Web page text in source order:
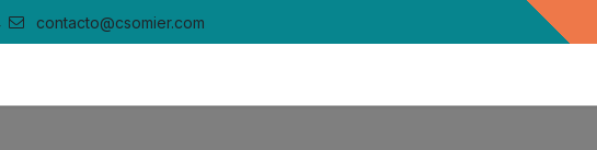
contacto@csomier.com